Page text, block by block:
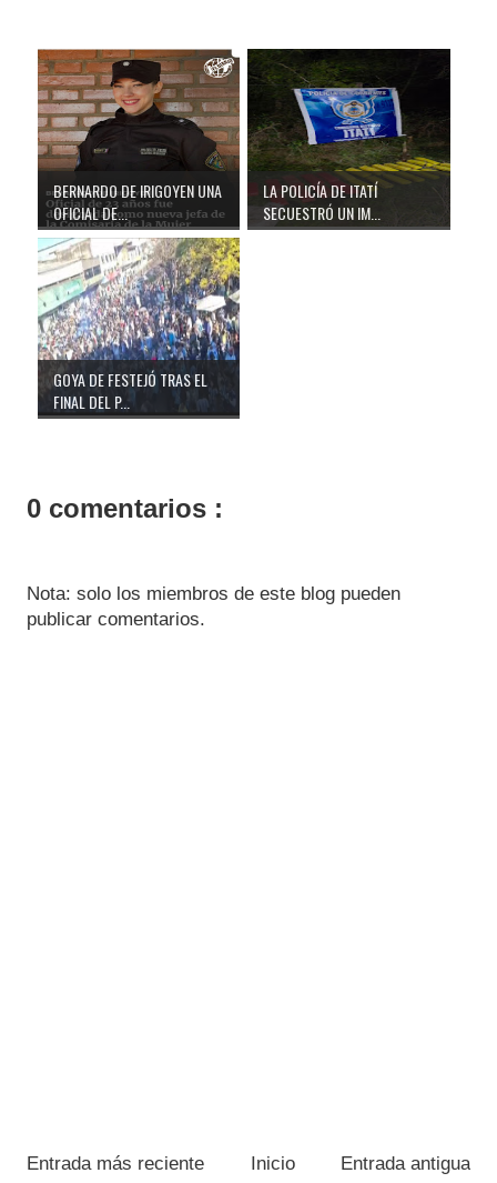
BERNARDO DE IRIGOYEN UNA
OFICIAL DE...
LA POLICÍA DE ITATÍ
SECUESTRÓ UN IM...
GOYA DE FESTEJÓ TRAS EL
FINAL DEL P...
0 comentarios :
Nota: solo los miembros de este blog pueden
publicar comentarios.
Entrada más reciente Entrada antigua
Inicio